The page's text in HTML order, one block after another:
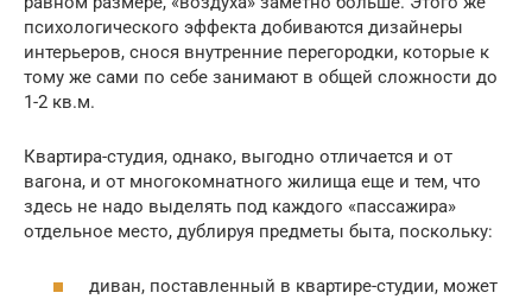
психологического эффекта добиваются дизайнеры
интерьеров, снося внутренние перегородки, которые к
тому же сами по себе занимают в общей сложности до
1-2 кв.м.
Квартира-студия, однако, выгодно отличается и от
вагона, и от многокомнатного жилища еще и тем, что
здесь не надо выделять под каждого «пассажира»
отдельное место, дублируя предметы быта, поскольку:
диван, поставленный в квартире-студии, может